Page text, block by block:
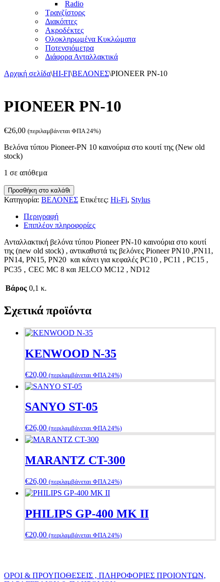
Radio
Τρανζίστορς
Διακόπτες
Ακροδέκτες
Ολοκληρωμένα Κυκλώματα
Ποτενσιόμετρα
Διάφορα Ανταλλακτικά
Αρχική σελίδα\HI-FI\ΒΕΛΟΝΕΣ\PIONEER PN-10
PIONEER PN-10
€26,00 (περιλαμβάνεται ΦΠΑ 24%)
Βελόνα τύπου Pioneer-PN 10 καινούρια στο κουτί της (New old
stock)
1 σε απόθεμα
PIONEER
PN-
ποσότητα
Προσθήκη στο καλάθι
Κατηγορία: ΒΕΛΟΝΕΣ Ετικέτες: Hi-Fi, Stylus
Περιγραφή
Επιπλέον πληροφορίες
Ανταλλακτική βελόνα τύπου Pioneer PN-10 καινούρια στο κουτί
της (new old stock) , αντικαθιστά τις βελόνες Pioneer PN10 ,PN11,
PN14, PN15, PN20 και κάνει για κεφαλές PC10 , PC11 , PC15 ,
PC35 , CEC MC 8 και JELCO MC12 , ND12
Βάρος 0,1 κ.
Σχετικά προϊόντα
KENWOOD N-35
€20,00 (περιλαμβάνεται ΦΠΑ 24%)
SANYO ST-05
€26,00 (περιλαμβάνεται ΦΠΑ 24%)
MARANTZ CT-300
€26,00 (περιλαμβάνεται ΦΠΑ 24%)
PHILIPS GP-400 MK II
€20,00 (περιλαμβάνεται ΦΠΑ 24%)
ΟΡΟΙ & ΠΡΟΥΠΟΘΕΣΕΙΣ , ΠΛΗΡΟΦΟΡΙΕΣ ΠΡΟΙΟΝΤΩΝ,